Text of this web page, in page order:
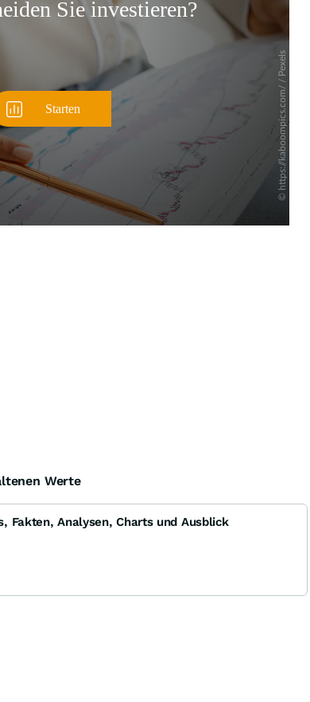
Überspringen
Werte
Fakten, Analysen, Charts und Ausblick